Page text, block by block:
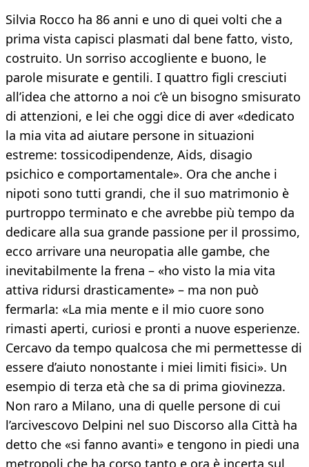
Silvia Rocco ha 86 anni e uno di quei volti che a
prima vista capisci plasmati dal bene fatto, visto,
costruito. Un sorriso accogliente e buono, le
parole misurate e gentili. I quattro figli cresciuti
all’idea che attorno a noi c’è un bisogno smisurato
di attenzioni, e lei che oggi dice di aver «dedicato
la mia vita ad aiutare persone in situazioni
estreme: tossicodipendenze, Aids, disagio
psichico e comportamentale». Ora che anche i
nipoti sono tutti grandi, che il suo matrimonio è
purtroppo terminato e che avrebbe più tempo da
dedicare alla sua grande passione per il prossimo,
ecco arrivare una neuropatia alle gambe, che
inevitabilmente la frena – «ho visto la mia vita
attiva ridursi drasticamente» – ma non può
fermarla: «La mia mente e il mio cuore sono
rimasti aperti, curiosi e pronti a nuove esperienze.
Cercavo da tempo qualcosa che mi permettesse di
essere d’aiuto nonostante i miei limiti fisici». Un
esempio di terza età che sa di prima giovinezza.
Non raro a Milano, una di quelle persone di cui
l’arcivescovo Delpini nel suo Discorso alla Città ha
detto che «si fanno avanti» e tengono in piedi una
metropoli che ha corso tanto e ora è incerta sul